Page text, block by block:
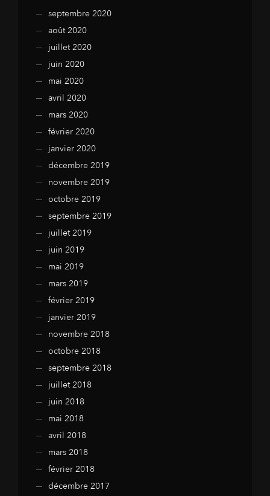
septembre 2020
août 2020
juillet 2020
juin 2020
mai 2020
avril 2020
mars 2020
février 2020
janvier 2020
décembre 2019
novembre 2019
octobre 2019
septembre 2019
juillet 2019
juin 2019
mai 2019
mars 2019
février 2019
janvier 2019
novembre 2018
octobre 2018
septembre 2018
juillet 2018
juin 2018
mai 2018
avril 2018
mars 2018
février 2018
décembre 2017